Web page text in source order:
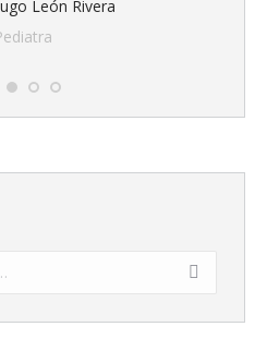
León Rivera